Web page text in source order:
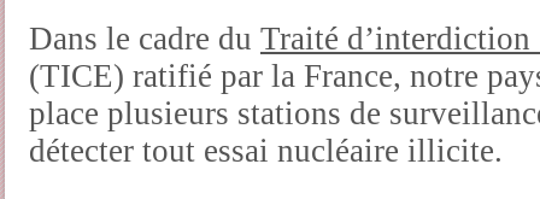
Dans le cadre du Traité d’interdiction
(TICE) ratifié par la France, notre
place plusieurs stations de
détecter tout essai nucléaire illicite.